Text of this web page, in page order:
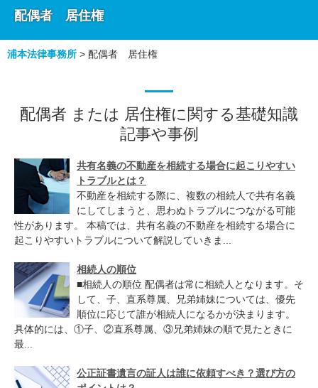
配偶者 居住権
浦本法律事務所 > 配偶者 居住権
配偶者 または 居住権に関する基礎知識
記事や事例
共有名義の不動産を相続する場合に起こりやすい
トラブルとは？
不動産を相続する際に、複数の相続人で共有名義
にしてしまうと、思わぬトラブルにつながる可能
性があります。 本稿では、共有名義の不動産を相続する場合に
起こりやすいトラブルについて解説していきま...
相続人の順位
■相続人の順位 配偶者は常に相続人となります。そ
して、子、直系尊属、兄弟姉妹については、優先
順位に応じて誰が相続人になるかが決まります。
具体的には、①子、②直系尊属、③兄弟姉妹の順で見たときに
最...
公正証書遺言の証人は誰に依頼すべき？選び方の